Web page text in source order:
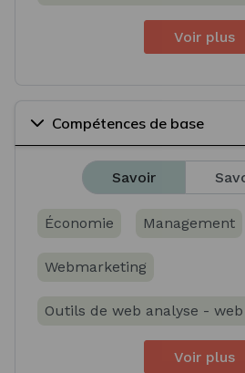
Voir plus
Compétences de base
Savoir
Économie Management
Webmarketing
Outils de web analyse -
Voir plus